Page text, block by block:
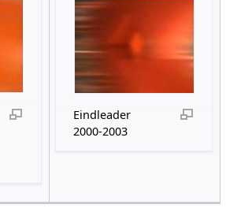
Eindleader
2000-2003